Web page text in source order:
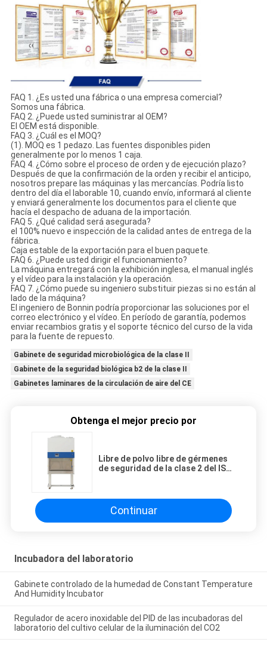
FAQ 1. ¿Es usted una fábrica o una empresa comercial?
Somos una fábrica.
FAQ 2. ¿Puede usted suministrar al OEM?
El OEM está disponible.
FAQ 3. ¿Cuál es el MOQ?
(1). MOQ es 1 pedazo. Las fuentes disponibles piden
generalmente por lo menos 1 caja.
FAQ 4. ¿Cómo sobre el proceso de orden y de ejecución plazo?
Después de que la confirmación de la orden y recibir el anticipo,
nosotros prepare las máquinas y las mercancías. Podría listo
dentro del día el laborable 10, cuando envío, informará al cliente
y enviará generalmente los documentos para el cliente que
hacía el despacho de aduana de la importación.
FAQ 5. ¿Qué calidad será asegurada?
el 100% nuevo e inspección de la calidad antes de entrega de la
fábrica.
Caja estable de la exportación para el buen paquete.
FAQ 6. ¿Puede usted dirigir el funcionamiento?
La máquina entregará con la exhibición inglesa, el manual inglés
y el vídeo para la instalación y la operación.
FAQ 7. ¿Cómo puede su ingeniero substituir piezas si no están al
lado de la máquina?
El ingeniero de Bonnin podría proporcionar las soluciones por el
correo electrónico y el vídeo. En período de garantía, podemos
enviar recambios gratis y el soporte técnico del curso de la vida
para la fuente de repuesto.
Gabinete de seguridad microbiológica de la clase II
Gabinete de la seguridad biológica b2 de la clase II
Gabinetes laminares de la circulación de aire del CE
Obtenga el mejor precio por
Libre de polvo libre de gérmenes
de seguridad de la clase 2 del ISO
Continuar
Incubadora del laboratorio
Gabinete controlado de la humedad de Constant Temperature
And Humidity Incubator
Regulador de acero inoxidable del PID de las incubadoras del
laboratorio del cultivo celular de la iluminación del CO2